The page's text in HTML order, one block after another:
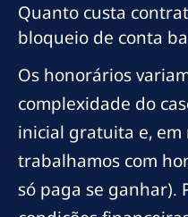
Quanto custa
bloqueio de conta
Os honorários
complexidade do
inicial gratuita e, em
trabalhamos com
só paga se ganhar).